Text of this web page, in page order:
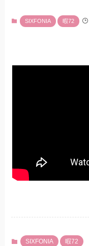
SIXFONIA 暇72
SIXFONIA 暇72